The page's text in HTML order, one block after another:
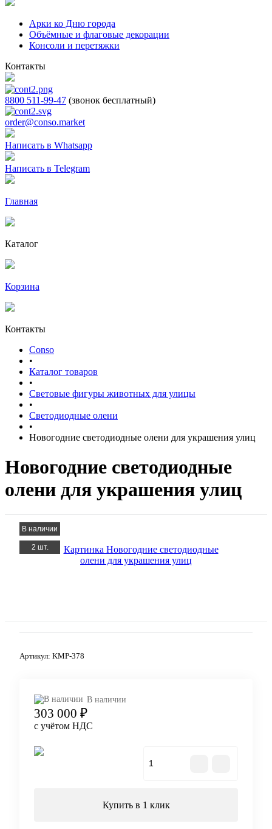
Арки ко Дню города
Объёмные и флаговые декорации
Консоли и перетяжки
Контакты
8800 511-99-47 (звонок бесплатный)
order@conso.market
Написать в Whatsapp
Написать в Telegram
Главная
Каталог
Корзина
Контакты
Conso
•
Каталог товаров
•
Световые фигуры животных для улицы
•
Светодиодные олени
•
Новогодние светодиодные олени для украшения улиц
Новогодние светодиодные
олени для украшения улиц
В наличии
2 шт.
Артикул: KMP-378
В наличии
303 000 ₽
с учётом НДС
Купить в 1 клик